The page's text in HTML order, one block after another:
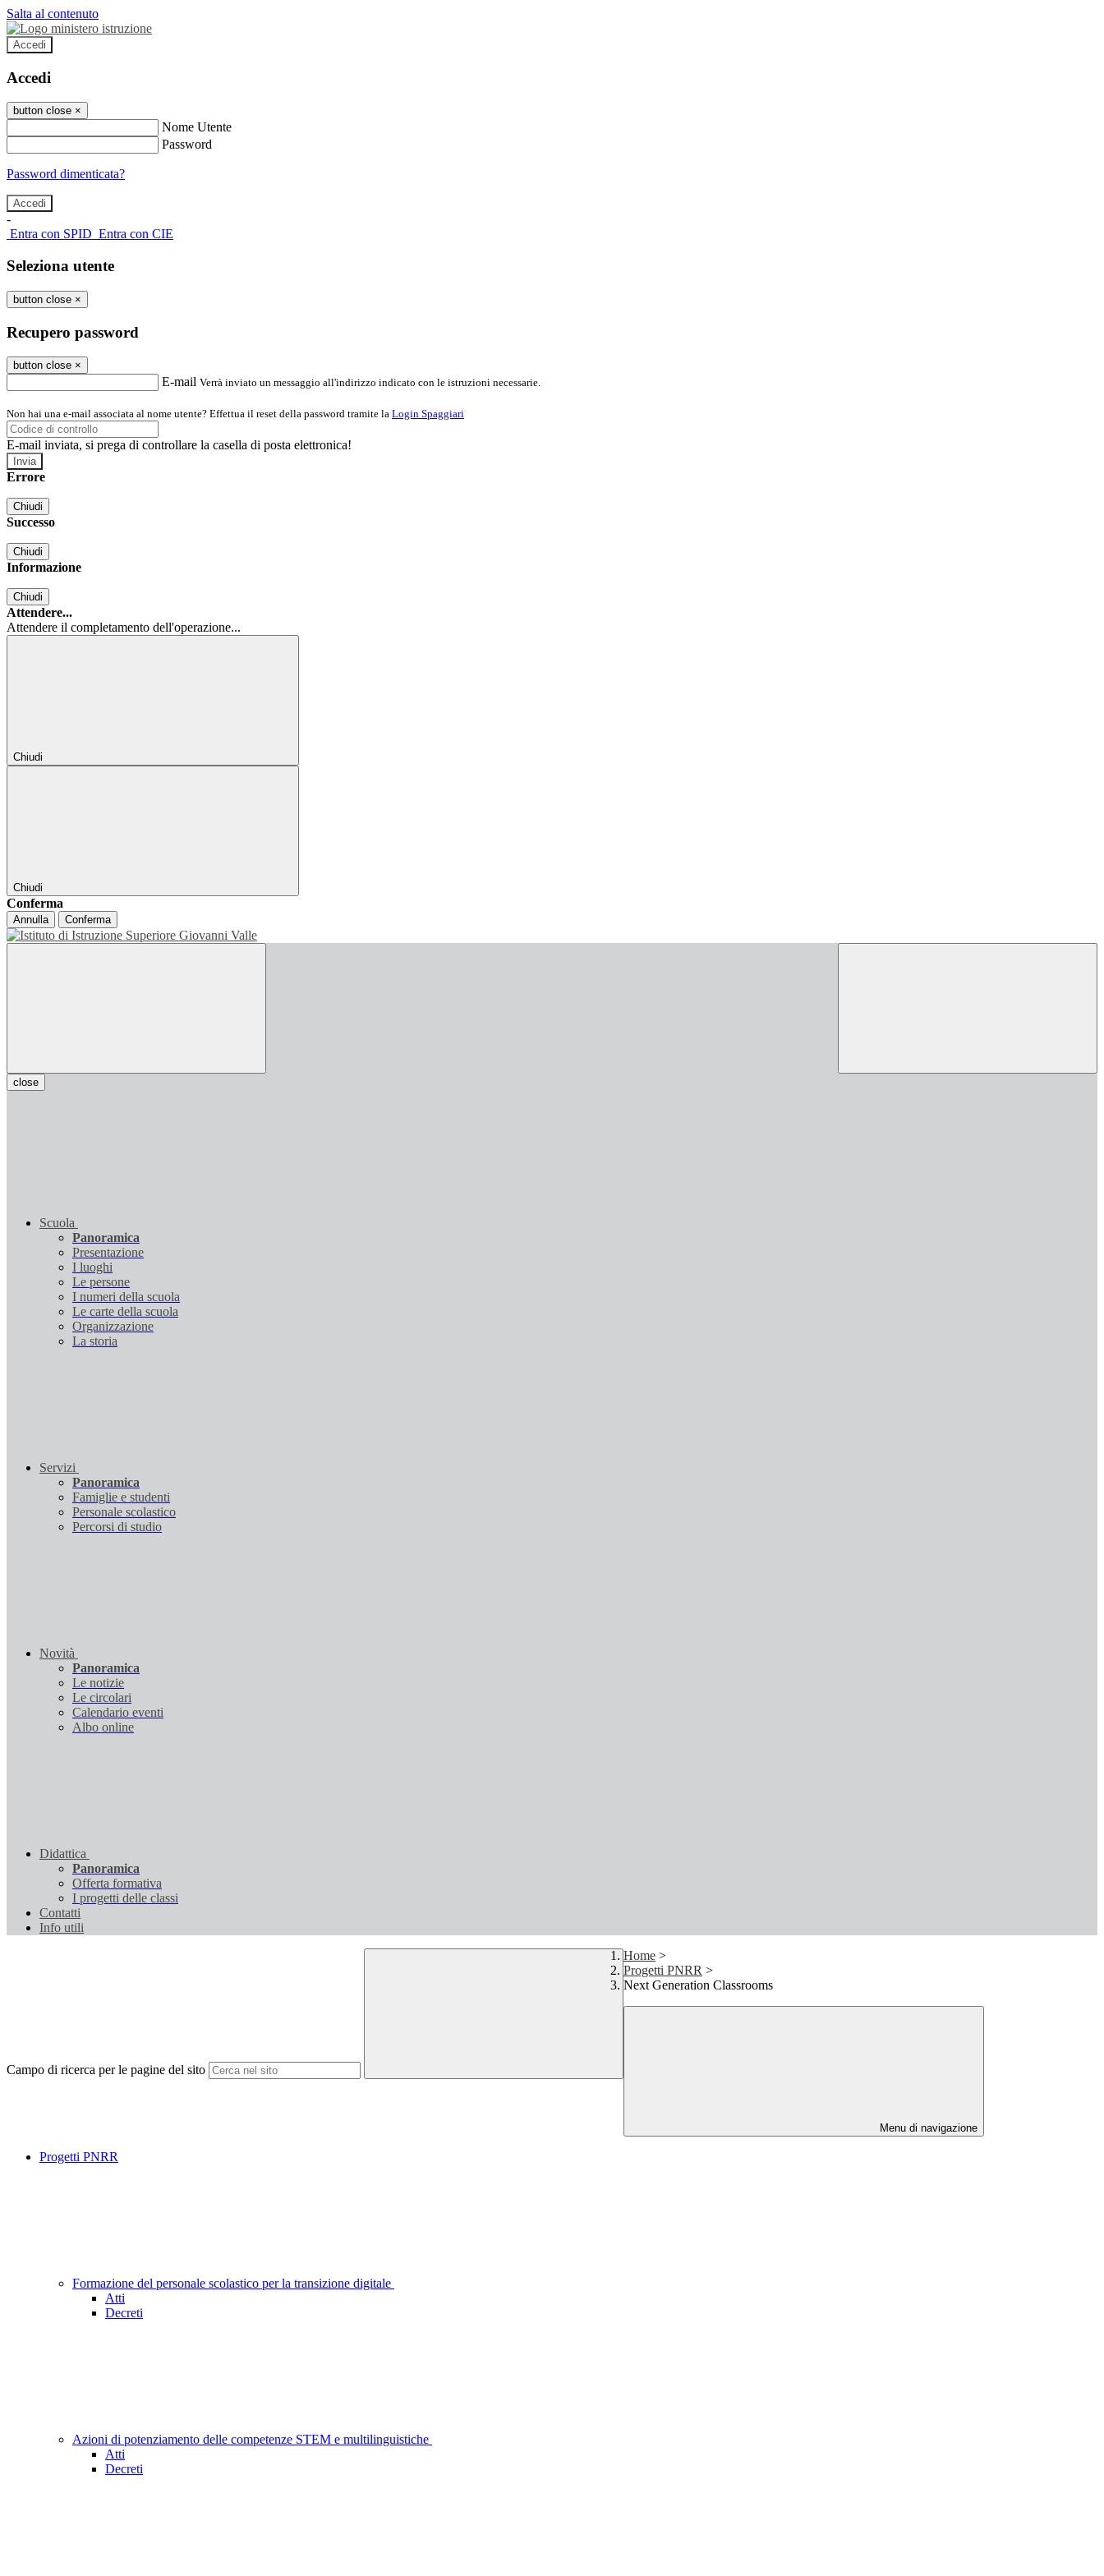
Salta al contenuto
Accedi
Accedi
button close ×
Nome Utente
Password
Password dimenticata?
-
Entra con SPID Entra con CIE
Seleziona utente
button close ×
Recupero password
button close ×
E-mail Verrà inviato un messaggio all'indirizzo indicato con le istruzioni necessarie.
Non hai una e-mail associata al nome utente? Effettua il reset della password tramite la Login Spaggiari
E-mail inviata, si prega di controllare la casella di posta elettronica!
Errore
Chiudi
Successo
Chiudi
Informazione
Chiudi
Attendere...
Attendere il completamento dell'operazione...
Chiudi
Chiudi
Conferma
Annulla Conferma
close
Scuola
Panoramica
Presentazione
I luoghi
Le persone
I numeri della scuola
Le carte della scuola
Organizzazione
La storia
Servizi
Panoramica
Famiglie e studenti
Personale scolastico
Percorsi di studio
Novità
Panoramica
Le notizie
Le circolari
Calendario eventi
Albo online
Didattica
Panoramica
Offerta formativa
I progetti delle classi
Contatti
Info utili
Campo di ricerca per le pagine del sito
Home >
Progetti PNRR >
Next Generation Classrooms
Menu di navigazione
Progetti PNRR
Formazione del personale scolastico per la transizione digitale
Atti
Decreti
Azioni di potenziamento delle competenze STEM e multilinguistiche
Atti
Decreti